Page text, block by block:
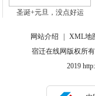
圣诞+元旦，没点好运
网站介绍 XML地
宿迁在线网版权所
2019